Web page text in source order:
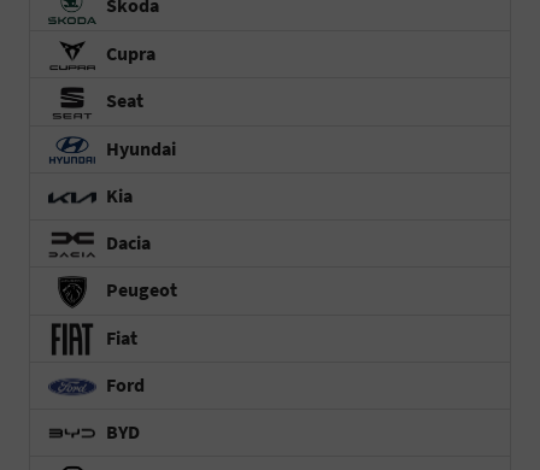
Skoda
Cupra
Seat
Hyundai
Kia
Dacia
Peugeot
Fiat
Ford
BYD